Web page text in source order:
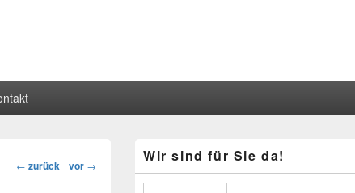
Beitragsnavigation
← zurück vor →
Seitenleisten
Widget-
Wir sind für Sie da!